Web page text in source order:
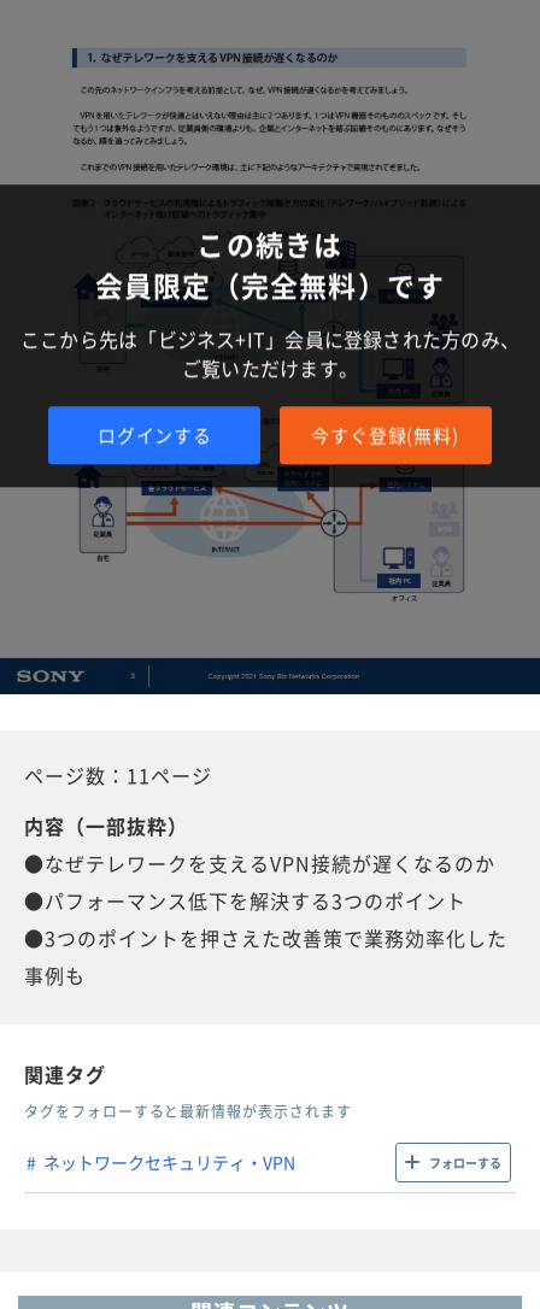
この続きは
会員限定（完全無料）です
ここから先は「ビジネス+IT」会員に登録された方のみ、
ご覧いただけます。
ログインする 今すぐ登録(無料)
ページ数：11ページ
内容（一部抜粋）
●なぜテレワークを支えるVPN接続が遅くなるのか
●パフォーマンス低下を解決する3つのポイント
●3つのポイントを押さえた改善策で業務効率化した
事例も
関連タグ
タグをフォローすると最新情報が表示されます
ネットワークセキュリティ・VPN フォローする